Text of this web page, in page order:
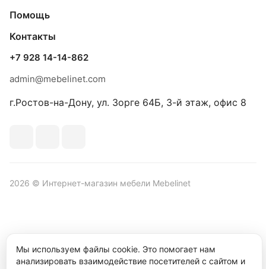
Помощь
Контакты
+7 928 14-14-862
admin@mebelinet.com
г.Ростов-на-Дону, ул. Зорге 64Б, 3-й этаж, офис 8
2026 © Интернет-магазин мебели Mebelinet
конфиденциальности
Продвижение сайта студияРекламный контент
Мы используем файлы cookie. Это помогает нам
анализировать взаимодействие посетителей с сайтом и